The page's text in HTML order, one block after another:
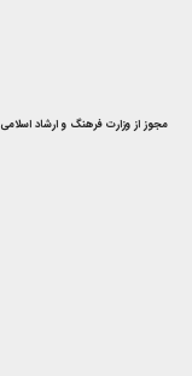
مجوز از وزارت فرهنگ و ارشاد اسلامی